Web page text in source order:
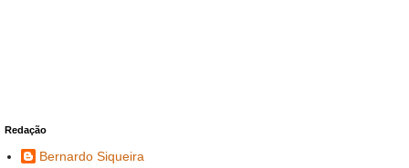
Redação
Bernardo Siqueira